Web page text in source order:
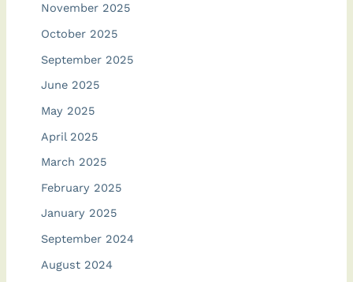
November 2025
October 2025
September 2025
June 2025
May 2025
April 2025
March 2025
February 2025
January 2025
September 2024
August 2024